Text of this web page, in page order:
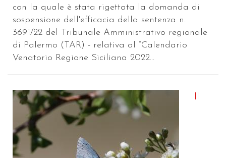
con la quale è stata rigettata la domanda di
sospensione dell'efficacia della sentenza n.
3691/22 del Tribunale Amministrativo regionale
di Palermo (TAR) - relativa al “Calendario
Venatorio Regione Siciliana 2022...